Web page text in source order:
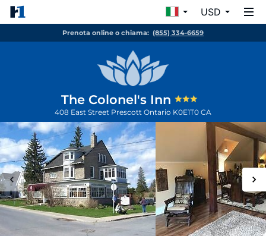
USD
Prenota online o chiama: (855) 334-6659
The Colonel's Inn
408 East Street Prescott Ontario K0E1T0 CA